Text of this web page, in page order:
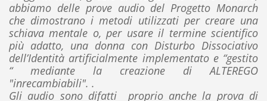
abbiamo delle prove audio del Progetto Monarch
che dimostrano i metodi utilizzati per creare una
schiava mentale o, per usare il termine scientifico
più adatto, una donna con Disturbo Dissociativo
dell’Identità artificialmente implementato e “gestito
“ mediante la creazione di ALTEREGO
"inrecambiabili". .
Gli audio sono difatti proprio anche la prova di